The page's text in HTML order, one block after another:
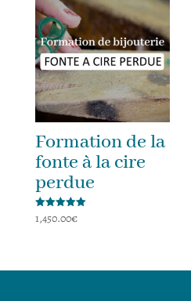
Formation de la
fonte à la cire
perdue
Note
5.00
1,450.00€